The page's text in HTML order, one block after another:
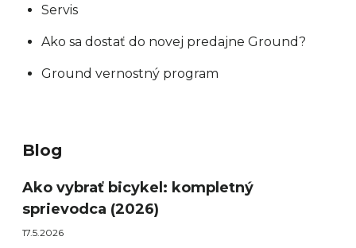
Servis
Ako sa dostať do novej predajne Ground?
Ground vernostný program
Blog
Ako vybrať bicykel: kompletný
sprievodca (2026)
17.5.2026